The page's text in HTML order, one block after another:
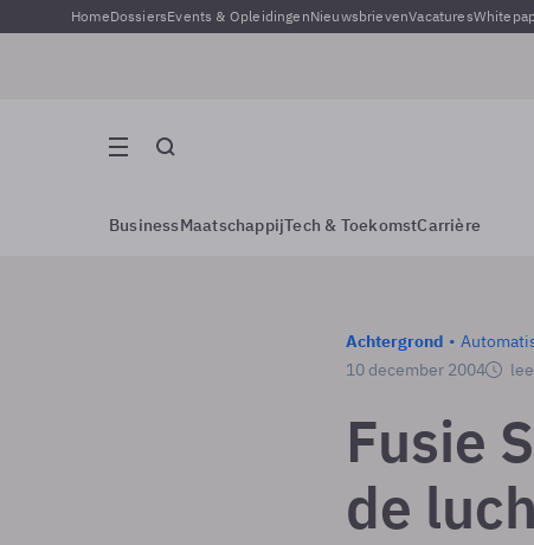
HomeDossiersEvents & OpleidingenNieuwsbrievenVacatures
BusinessMaatschappijTech & ToekomstCarrière
Achtergrond
10 december 2004
Fusie
de